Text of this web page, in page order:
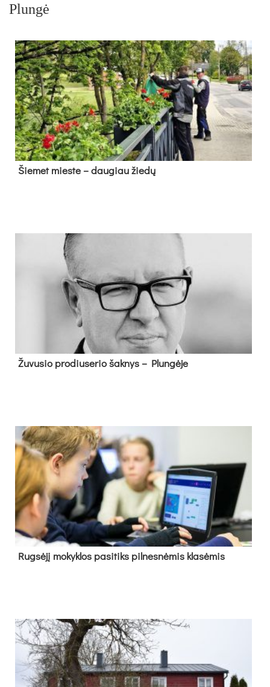
Plungė
Šie­met mies­te – dau­giau žie­dų
Žu­vu­sio pro­diu­se­rio šak­nys – Plun­gė­je
Rug­sė­jį mo­kyk­los pa­si­tiks pil­nes­nė­mis kla­sė­mis